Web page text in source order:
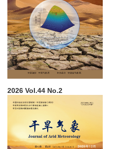
2026 Vol.44 No.2